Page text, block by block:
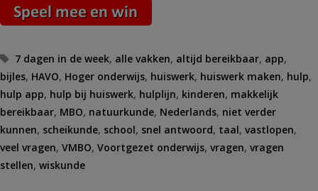
Tags
7 dagen in de week, alle vakken, altijd bereikbaar, app,
bijles, HAVO, Hoger onderwijs, huiswerk, huiswerk maken, hulp,
hulp app, hulp bij huiswerk, hulplijn, kinderen, makkelijk
bereikbaar, MBO, natuurkunde, Nederlands, niet verder
kunnen, scheikunde, school, snel antwoord, taal, vastlopen,
veel vragen, VMBO, Voortgezet onderwijs, vragen, vragen
stellen, wiskunde